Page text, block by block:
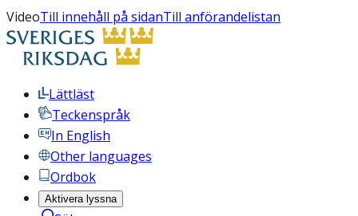
VideoTill innehåll på sidanTill anförandelistan
Lättläst
Teckenspråk
In English
Other languages
Ordbok
Aktivera lyssna